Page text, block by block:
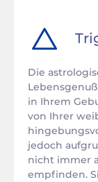
Die
in Ihrem
von Ihrer
jedoch
nicht immer
empfinden.